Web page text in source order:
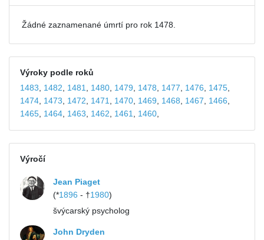
Žádné zaznamenané úmrtí pro rok 1478.
Výroky podle roků
1483
1482 1481 1480, 1479 1478 1477 1476 1475,
1474, 1473 1472 1471 1470, 1469 1468 1467 1466
1465, 1464, 1463 1462 1461 1460,
Výročí
Jean Piaget
(*1896 - †1980)
švýcarský psycholog
John Dryden